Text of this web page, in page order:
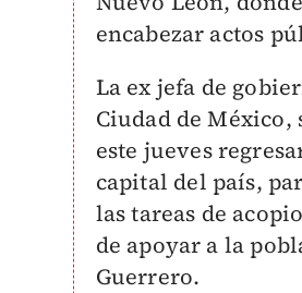
encabezar actos
La ex jefa de
Ciudad de México,
este jueves
capital del país,
las tareas de
de apoyar a la
Guerrero.